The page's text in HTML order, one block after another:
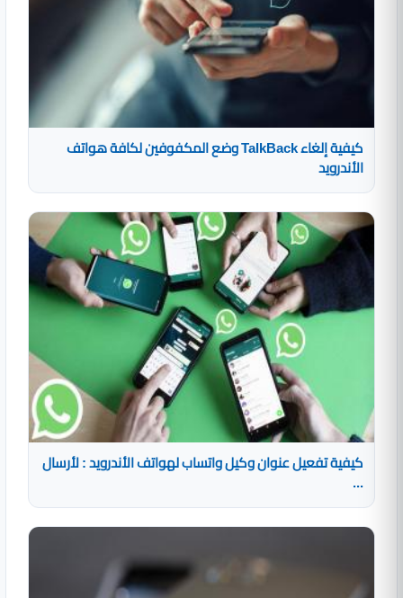
كيفية إلغاء TalkBack وضع المكفوفين لكافة هواتف
الأندرويد
كيفية تفعيل عنوان وكيل واتساب لهواتف الأندرويد : لأرسال
...